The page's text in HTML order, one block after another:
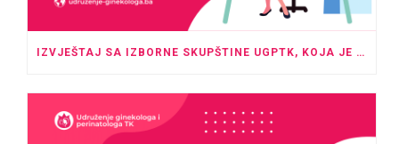
IZVJEŠTAJ SA IZBORNE SKUPŠTINE UGPTK, KOJA JE ODRŽANA U PROSTORU HOTELA “ROYAL” TUZLA SA POČETKOM U 20:00 SATI.